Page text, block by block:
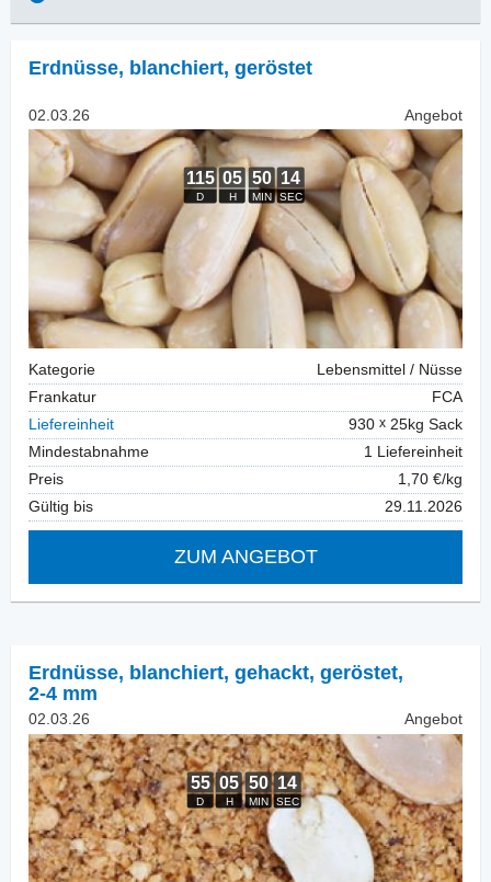
Erdnüsse, blanchiert, geröstet
02.03.26 Angebot
Kategorie
Lebensmittel / Nüsse
Frankatur
FCA
Liefereinheit
930
25kg Sack
Mindestabnahme
1 Liefereinheit
Preis
1,70 €/kg
Gültig bis
29.11.2026
ZUM ANGEBOT
Erdnüsse, blanchiert, gehackt, geröstet,
2-4 mm
02.03.26 Angebot